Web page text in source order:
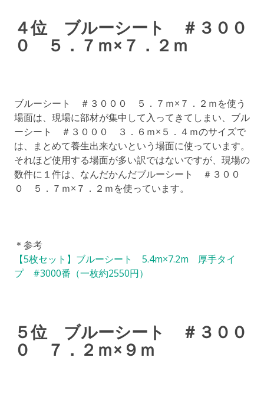
４位 ブルーシート ＃３００
０ ５．７ｍ×７．２ｍ
ブルーシート ＃３０００ ５．７ｍ×７．２ｍを使う
場面は、現場に部材が集中して入ってきてしまい、ブル
ーシート ＃３０００ ３．６ｍ×５．４ｍのサイズで
は、まとめて養生出来ないという場面に使っています。
それほど使用する場面が多い訳ではないですが、現場の
数件に１件は、なんだかんだブルーシート ＃３００
０ ５．７ｍ×７．２ｍを使っています。
＊参考
【5枚セット】ブルーシート 5.4m×7.2m 厚手タイ
プ #3000番（一枚約2550円）
５位 ブルーシート ＃３００
０ ７．２ｍ×９ｍ